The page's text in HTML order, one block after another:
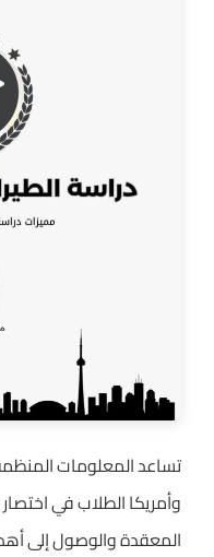
تساعد المعلومات
وأمريكا الطلاب في اختصار
المعقدة والوصول إلى